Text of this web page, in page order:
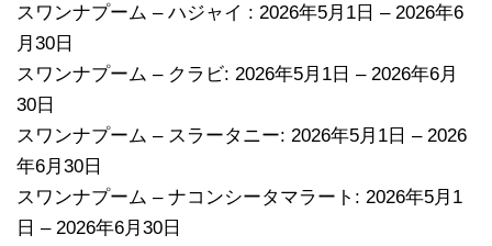
スワンナプーム – ハジャイ : 2026年5月1日 – 2026年6
月30日
スワンナプーム – クラビ: 2026年5月1日 – 2026年6月
30日
スワンナプーム – スラータニー: 2026年5月1日 – 2026
年6月30日
スワンナプーム – ナコンシータマラート: 2026年5月1
日 – 2026年6月30日